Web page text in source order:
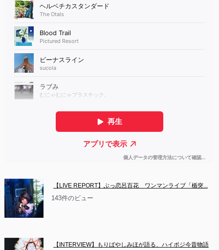
【LIVE REPORT】ぶっ恋呂百花　ワンマンライブ「楯突...
143件のビュー
【INTERVIEW】もりばやしみほが語る、ハイポジ今昔物語